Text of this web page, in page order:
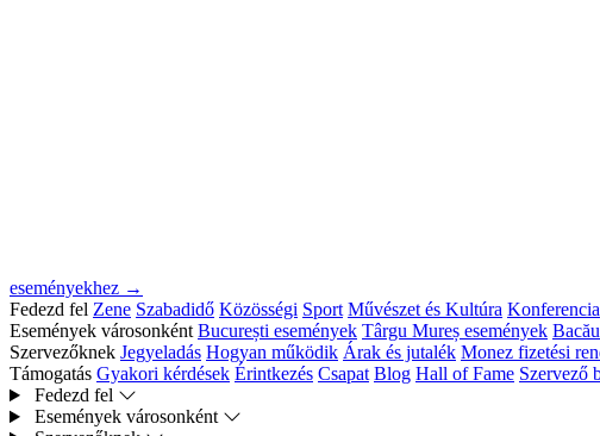
eseményekhez →
Fedezd fel Zene Szabadidő Közösségi Sport Művészet és Kultúra Konferencia
Események városonként București események Târgu Mureș események
Szervezőknek Jegyeladás Hogyan működik Árak és jutalék Monez fizetési
Támogatás Gyakori kérdések Érintkezés Csapat Blog Hall of Fame Szervező
Fedezd fel
Események városonként